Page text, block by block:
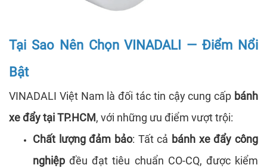
Tại Sao Nên Chọn VINADALI — Điểm Nổi
Bật
VINADALI Việt Nam là đối tác tin cậy cung cấp bánh
xe đẩy tại TP.HCM, với những ưu điểm vượt trội:
Chất lượng đảm bảo: Tất cả bánh xe đẩy công
nghiệp đều đạt tiêu chuẩn CO-CQ, được kiểm